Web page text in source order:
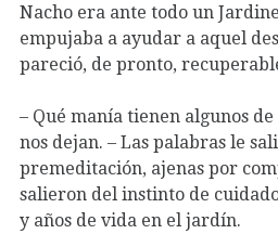
Nacho era ante todo un
empujaba a ayudar a aquel
pareció, de pronto,
– Qué manía tienen algunos
nos dejan. – Las palabras le
premeditación, ajenas por
salieron del instinto de
y años de vida en el jardín.